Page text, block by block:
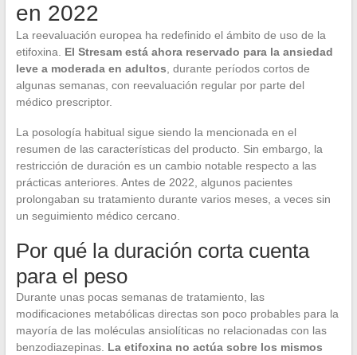
en 2022
La reevaluación europea ha redefinido el ámbito de uso de la
etifoxina. El Stresam está ahora reservado para la ansiedad
leve a moderada en adultos , durante períodos cortos de
algunas semanas, con reevaluación regular por parte del
médico prescriptor.
La posología habitual sigue siendo la mencionada en el
resumen de las características del producto. Sin embargo, la
restricción de duración es un cambio notable respecto a las
prácticas anteriores. Antes de 2022, algunos pacientes
prolongaban su tratamiento durante varios meses, a veces sin
un seguimiento médico cercano.
Por qué la duración corta cuenta
para el peso
Durante unas pocas semanas de tratamiento, las
modificaciones metabólicas directas son poco probables para la
mayoría de las moléculas ansiolíticas no relacionadas con las
benzodiazepinas. La etifoxina no actúa sobre los mismos